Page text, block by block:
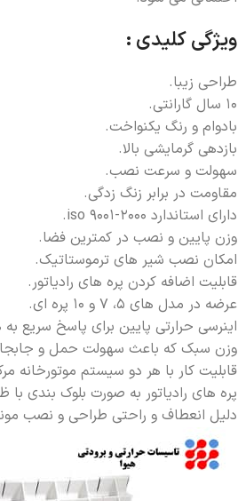
ویژگی کلیدی :
طراحی زيبا.
10 سال گارانتی.
بادوام و رنگ یکنواخت.
بازدهی گرمايشی بالا.
سهولت و سرعت نصب.
مقاومت در برابر زنگ زدگی.
دارای استاندارد iso 9001-2000.
وزن پايين و نصب در کمترين فضا.
امکان نصب شیر های ترموستاتیک.
قابلیت اضافه کردن پره های رادیاتور.
عرضه در مدل های 5، 7 و 10 پره ای.
اینرسی حرارتی پایین برای پاسخ سریع
وزن سبک که باعث سهولت حمل و
قابلیت کار با هر دو سیستم موتورخانه
پره های رادیاتور به صورت بلوک بندی
دلیل انعطاف و راحتی طراحی و نصب